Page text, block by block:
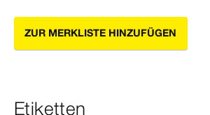
ZUR MERKLISTE HINZUFÜGEN
Etiketten